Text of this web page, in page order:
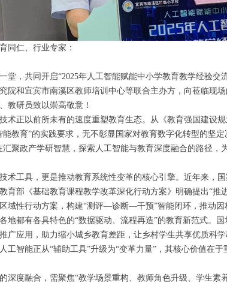
同仁、行业专家：
堂，共同开启“2025年人工智能赋能中小学教育教学经验
院和宜宾市南溪区教师培训中心等联合主办方，向莅临现
教研员致以崇高敬意！
术正以前所未有的速度重塑教育生态。从《教育强国建设
能教育”的实践要求，无不彰显国家对教育数字化转型的坚
汇聚政产学研智慧，探索人工智能与教育深度融合的路径，
术工具，更是推动教育系统性变革的核心引擎。近年来，
育部《基础教育课程教学改革深化行动方案》明确提出“推
域性行动方案，构建“测评—诊断—干预”智能闭环，推动因
地都有各具特色的“数据驱动、流程再造”的教育新范式。
广应用，助力缩小城乡教育差距，让乡村学生共享优质科学
工智能正从“辅助工具”升级为“变革力量”，其核心价值在
深度融合，需聚焦“教学场景重构、教师角色升级、学生素